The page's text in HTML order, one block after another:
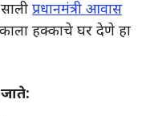
प्रधानमंत्री आवास
हक्काचे घर देणे हा
जाते: